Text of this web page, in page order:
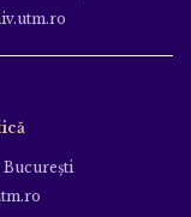
Bucureşti